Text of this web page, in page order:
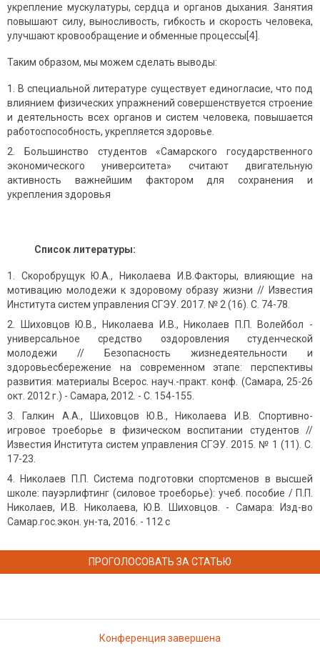
укрепление мускулатуры, сердца и органов дыхания. Занятия
повышают силу, выносливость, гибкость и скорость человека,
улучшают кровообращение и обменные процессы[4].
Таким образом, мы можем сделать выводы:
В специальной литературе существует единогласие, что под
влиянием физических упражнений совершенствуется строение
и деятельность всех органов и систем человека, повышается
работоспособность, укрепляется здоровье.
Большинство студентов «Самарского государственного
экономического университета» считают двигательную
активность важнейшим фактором для сохранения и
укрепления здоровья
Список литературы:
Скоробрущук Ю.А., Николаева И.В.Факторы, влияющие на
мотивацию молодежи к здоровому образу жизни // Известия
Института систем управления СГЭУ. 2017. № 2 (16). С. 74-78.
Шиховцов Ю.В., Николаева И.В., Николаев П.П. Волейбол -
универсальное средство оздоровления студенческой
молодежи // Безопасность жизнедеятельности и
здоровьесбережение на современном этапе: перспективы
развития: материалы Всерос. науч.-практ. конф. (Самара, 25-26
окт. 2012 г.) - Самара, 2012. - С. 154-155.
Галкин А.А., Шиховцов Ю.В., Николаева И.В. Спортивно-
игровое троеборье в физическом воспитании студентов //
Известия Института систем управления СГЭУ. 2015. № 1 (11). С.
17-23.
Николаев П.П. Система подготовки спортсменов в высшей
школе: пауэрлифтинг (силовое троеборье): учеб. пособие / П.П.
Николаев, И.В. Николаева, Ю.В. Шиховцов. - Самара: Изд-во
Самар.гос.экон. ун-та, 2016. - 112 с
ПРОГОЛОСОВАТЬ ЗА СТАТЬЮ
Конференция завершена